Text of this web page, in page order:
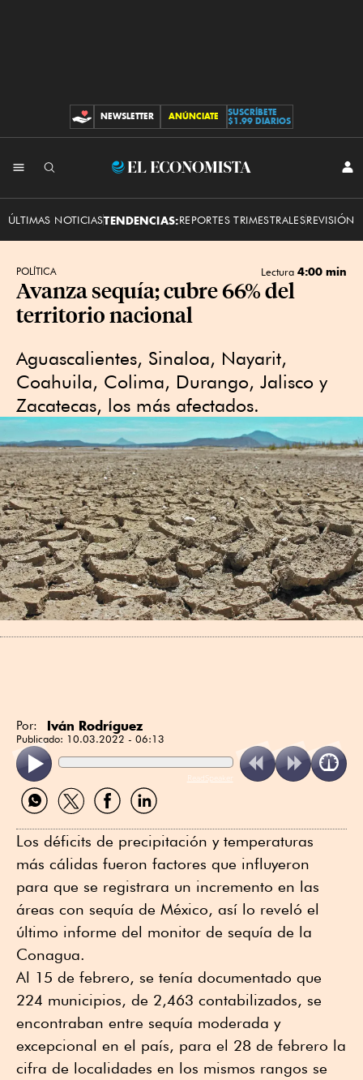
CONTRIBUCIONES
NEWSLETTER ANÚNCIATE
SUSCRÍBETE
$1.99 DIARIOS
El
ÚLTIMAS NOTICIASTENDENCIAS:REPORTES TRIMESTRALESREVISIÓN
POLÍTICA Lectura 4:00 min
Avanza sequía; cubre 66% del
territorio nacional
Aguascalientes, Sinaloa, Nayarit,
Coahuila, Colima, Durango, Jalisco y
Zacatecas, los más afectados.
Por: Iván Rodríguez
Publicado: 10.03.2022 - 06:13
ReadSpeaker
Compartir
por
Compartir
por
Compartir
por
Compartir
por
Los déficits de precipitación y temperaturas
más cálidas fueron factores que influyeron
para que se registrara un incremento en las
áreas con sequía de México, así lo reveló el
último informe del monitor de sequía de la
Conagua.
Al 15 de febrero, se tenía documentado que
224 municipios, de 2,463 contabilizados, se
encontraban entre sequía moderada y
excepcional en el país, para el 28 de febrero la
cifra de localidades en los mismos rangos se